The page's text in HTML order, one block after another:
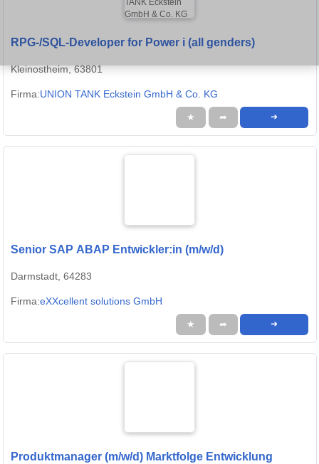
RPG-/SQL-Developer for Power i (all genders)
Kleinostheim, 63801
Firma:UNION TANK Eckstein GmbH & Co. KG
★ ➦ ➜
Senior SAP ABAP Entwickler:in (m/w/d)
Darmstadt, 64283
Firma:eXXcellent solutions GmbH
★ ➦ ➜
Produktmanager (m/w/d) Marktfolge Entwicklung